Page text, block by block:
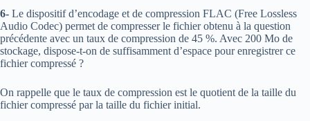
6- Le dispositif d’encodage et de compression FLAC (Free Lossless
Audio Codec) permet de compresser le fichier obtenu à la question
précédente avec un taux de compression de 45 %. Avec 200 Mo de
stockage, dispose-t-on de suffisamment d’espace pour enregistrer ce
fichier compressé ?
On rappelle que le taux de compression est le quotient de la taille du
fichier compressé par la taille du fichier initial.